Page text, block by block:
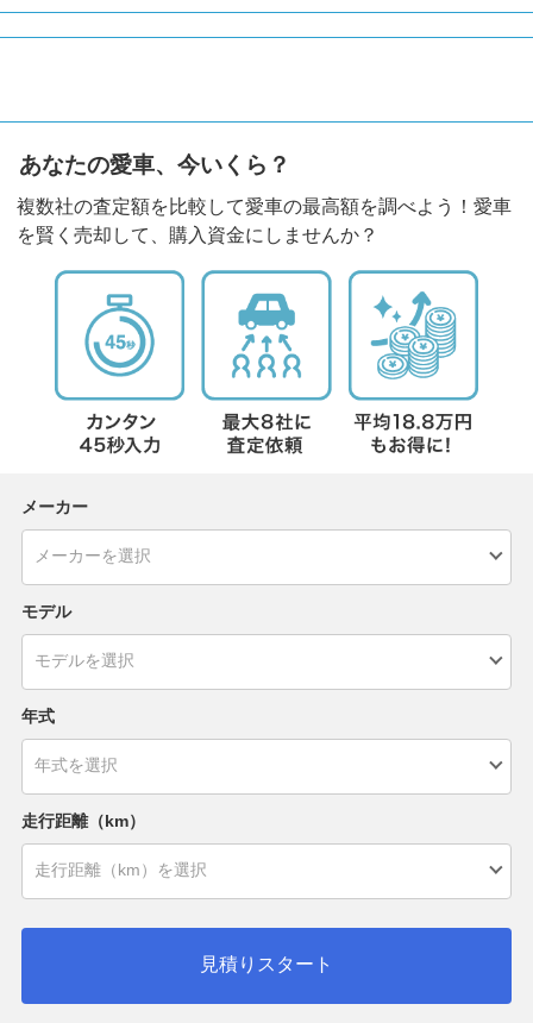
あなたの愛車、今いくら？
複数社の査定額を比較して愛車の最高額を調べよう！愛車
を賢く売却して、購入資金にしませんか？
メーカー
モデル
年式
走行距離（km）
見積りスタート